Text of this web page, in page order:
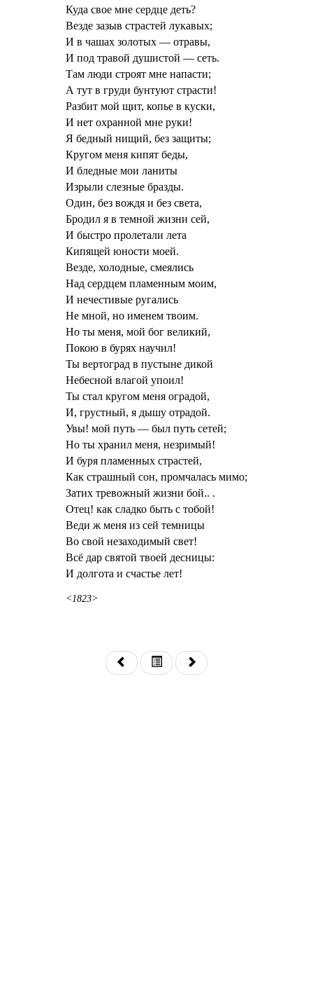
Куда свое мне сердце деть?
Везде зазыв страстей лукавых;
И в чашах золотых — отравы,
И под травой душистой — сеть.
Там люди строят мне напасти;
А тут в груди бунтуют страсти!
Разбит мой щит, копье в куски,
И нет охранной мне руки!
Я бедный нищий, без защиты;
Кругом меня кипят беды,
И бледные мои ланиты
Изрыли слезные бразды.
Один, без вождя и без света,
Бродил я в темной жизни сей,
И быстро пролетали лета
Кипящей юности моей.
Везде, холодные, смеялись
Над сердцем пламенным моим,
И нечестивые ругались
Не мной, но именем твоим.
Но ты меня, мой бог великий,
Покою в бурях научил!
Ты вертоград в пустыне дикой
Небесной влагой упоил!
Ты стал кругом меня оградой,
И, грустный, я дышу отрадой.
Увы! мой путь — был путь сетей;
Но ты хранил меня, незримый!
И буря пламенных страстей,
Как страшный сон, промчалась мимо;
Затих тревожный жизни бой.. .
Отец! как сладко быть с тобой!
Веди ж меня из сей темницы
Во свой незаходимый свет!
Всё дар святой твоей десницы:
И долгота и счастье лет!
<1823>